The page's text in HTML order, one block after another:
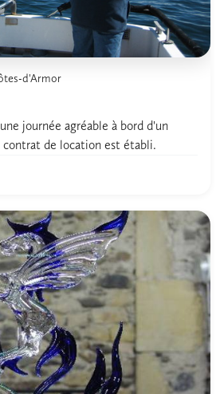
d'Armor
journée agréable à bord d'un
contrat de location est établi.